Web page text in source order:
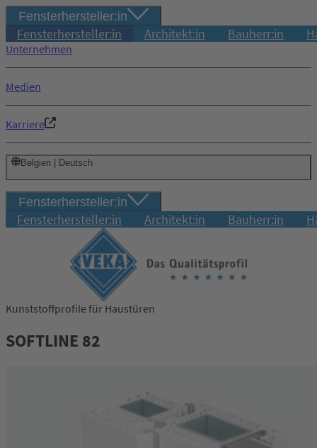
Fensterhersteller:in
Fensterhersteller:in Architekt:in Bauherr:in
Unternehmen
Medien
Karriere
Belgien | Deutsch
Fensterhersteller:in
Fensterhersteller:in Architekt:in Bauherr:in
Login
Kunststoffprofile für Haustüren
SOFTLINE 82